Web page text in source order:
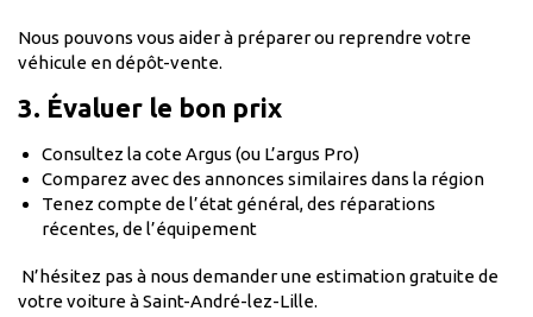
Nous pouvons vous aider à préparer ou reprendre votre
véhicule en dépôt-vente.
3. Évaluer le bon prix
Consultez la cote Argus (ou L’argus Pro)
Comparez avec des annonces similaires dans la région
Tenez compte de l’état général, des réparations
récentes, de l’équipement
N’hésitez pas à nous demander une estimation gratuite de
votre voiture à Saint-André-lez-Lille.